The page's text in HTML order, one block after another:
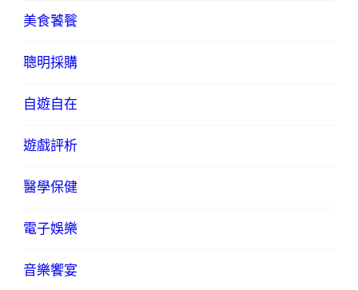
美食饕餮
聰明採購
自遊自在
遊戲評析
醫學保健
電子娛樂
音樂饗宴